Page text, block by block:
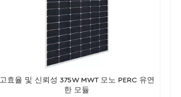
고효율 및 신뢰성 375W MWT 모노 PERC 유연
한 모듈